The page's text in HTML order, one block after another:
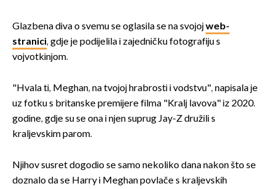
Glazbena diva o svemu se oglasila se na svojojweb-
stranici, gdje je podijelila i zajedničku fotografiju s
vojvotkinjom.
"Hvala ti, Meghan, na tvojoj hrabrosti i vodstvu", napisala je
uz fotku s britanske premijere filma "Kralj lavova" iz 2020.
godine, gdje su se ona i njen suprug Jay-Z družili s
kraljevskim parom.
Njihov susret dogodio se samo nekoliko dana nakon što se
doznalo da se Harry i Meghan povlače s kraljevskih